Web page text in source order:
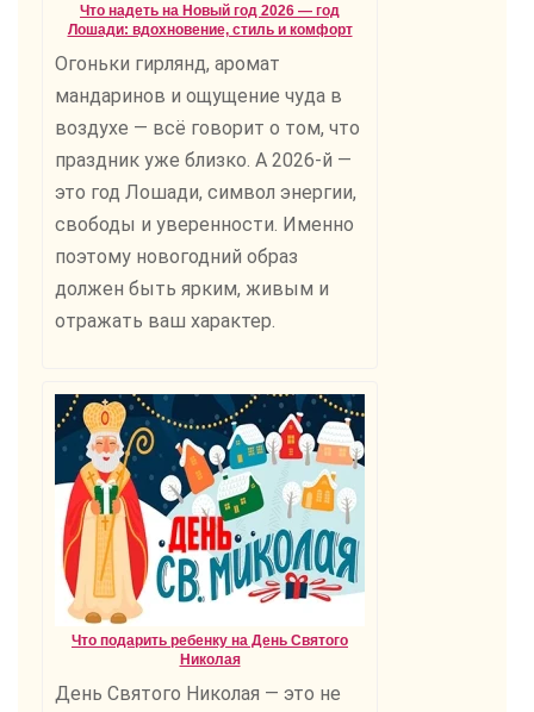
Что надеть на Новый год 2026 — год
Лошади: вдохновение, стиль и комфорт
Огоньки гирлянд, аромат
мандаринов и ощущение чуда в
воздухе — всё говорит о том, что
праздник уже близко. А 2026-й —
это год Лошади, символ энергии,
свободы и уверенности. Именно
поэтому новогодний образ
должен быть ярким, живым и
отражать ваш характер.
Что подарить ребенку на День Святого
Николая
День Святого Николая — это не